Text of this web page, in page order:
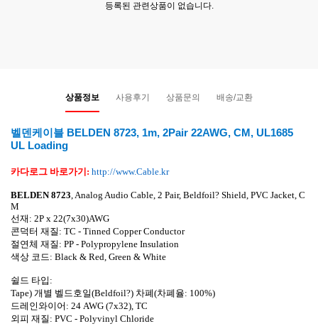
등록된 관련상품이 없습니다.
상품정보 사용후기 상품문의 배송/교환
벨덴케이블 BELDEN 8723, 1m, 2Pair 22AWG, CM, UL1685
UL Loading
카다로그 바로가기 : http://www.Cable.kr
BELDEN 8723,Analog Audio Cable, 2 Pair, Beldfoil? Shield, PVC Jacket, C
M
선재 : 2P x 22(7x30)AWG
콘덕터 재질 : TC - Tinned Copper Conductor
절연체 재질 : PP - Polypropylene Insulation
색상 코드: Black & Red, Green & White
쉴드 타입 :
Tape) 개별 벨드호일(Beldfoil?) 차폐(차폐율: 100%)
드레인와이어 : 24 AWG (7x32), TC
외피 재질 : PVC - Polyvinyl Chloride